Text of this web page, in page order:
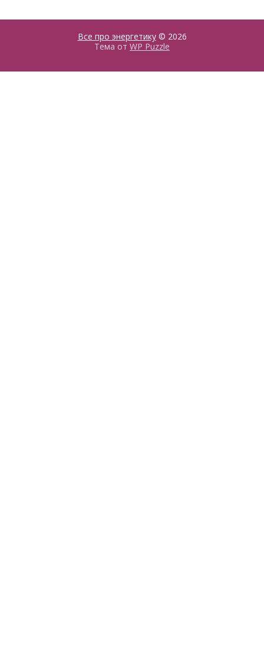
Все про энергетику© 2026
Тема от WP Puzzle